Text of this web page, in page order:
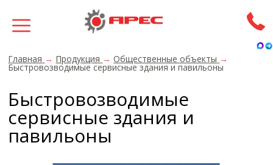
Главная → Продукция → Общественные объекты →
Быстровозводимые сервисные здания и павильоны
Быстровозводимые
сервисные здания и
павильоны